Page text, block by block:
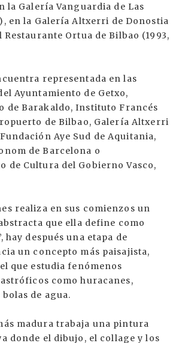
la Galería Vanguardia de Las
en la Galería Altxerri de Donostia
Restaurante Ortua de Bilbao (1993,
representada en las
Ayuntamiento de Getxo,
de Barakaldo, Instituto Francés
de Bilbao, Galería Altxerri
Aye Sud de Aquitania,
de Barcelona o
de Cultura del Gobierno Vasco,
realiza en sus comienzos un
que ella define como
hay después una etapa de
un concepto más paisajista,
que estudia fenómenos
como huracanes,
de agua.
madura trabaja una pintura
donde el dibujo, el collage y los